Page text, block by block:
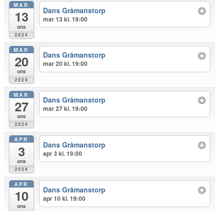
MAR
13
ons
2024
Dans Gråmanstorp
mar 13 kl. 19:00
MAR
20
ons
2024
Dans Gråmanstorp
mar 20 kl. 19:00
MAR
27
ons
2024
Dans Gråmanstorp
mar 27 kl. 19:00
APR
3
ons
2024
Dans Gråmanstorp
apr 3 kl. 19:00
APR
10
ons
Dans Gråmanstorp
apr 10 kl. 19:00